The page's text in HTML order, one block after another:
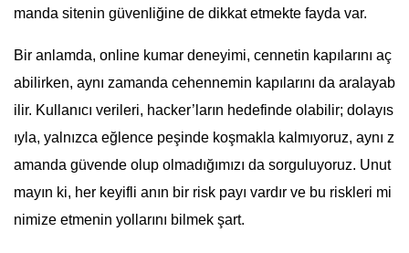
manda sitenin güvenliğine de dikkat etmekte fayda var.
Bir anlamda, online kumar deneyimi, cennetin kapılarını aç
abilirken, aynı zamanda cehennemin kapılarını da aralayab
ilir. Kullanıcı verileri, hacker’ların hedefinde olabilir; dolayıs
ıyla, yalnızca eğlence peşinde koşmakla kalmıyoruz, aynı z
amanda güvende olup olmadığımızı da sorguluyoruz. Unut
mayın ki, her keyifli anın bir risk payı vardır ve bu riskleri mi
nimize etmenin yollarını bilmek şart.